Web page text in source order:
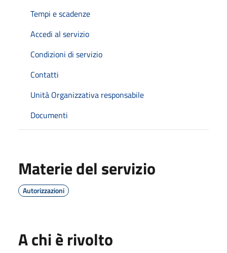
Tempi e scadenze
Accedi al servizio
Condizioni di servizio
Contatti
Unità Organizzativa responsabile
Documenti
Materie del servizio
Autorizzazioni
A chi è rivolto